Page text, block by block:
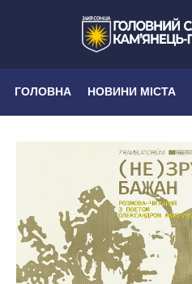
ГОЛОВНА НОВИНИ МІСТА